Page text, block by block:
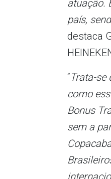
atuação.
país,
destaca
“Trata-
como
Bonus
sem a